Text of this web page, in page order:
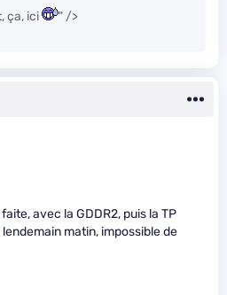
ça, ici " />
avec la GDDR2, puis la TP
matin, impossible de